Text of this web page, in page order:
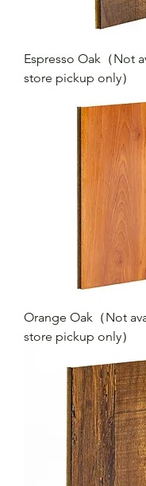
Espresso Oak（Not
store pickup only）
Orange Oak（Not
store pickup only）